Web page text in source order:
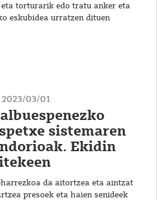
torturarik edo tratu anker eta
eskubidea urratzen dituen
2023/03/01
sistemaren
Ekidin
da aitortzea eta aintzat
presoek eta haien senideek